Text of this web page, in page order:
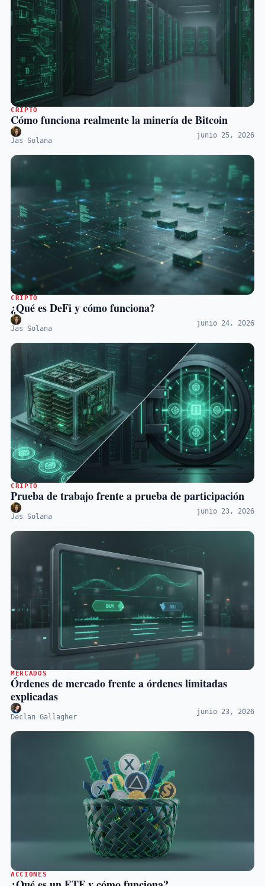
CRIPTO
Cómo funciona realmente la minería de Bitcoin
Jas Solana
junio 25, 2026
CRIPTO
¿Qué es DeFi y cómo funciona?
Jas Solana
junio 24, 2026
CRIPTO
Prueba de trabajo frente a prueba de participación
Jas Solana
junio 23, 2026
MERCADOS
Órdenes de mercado frente a órdenes limitadas
explicadas
Declan Gallagher
junio 23, 2026
ACCIONES